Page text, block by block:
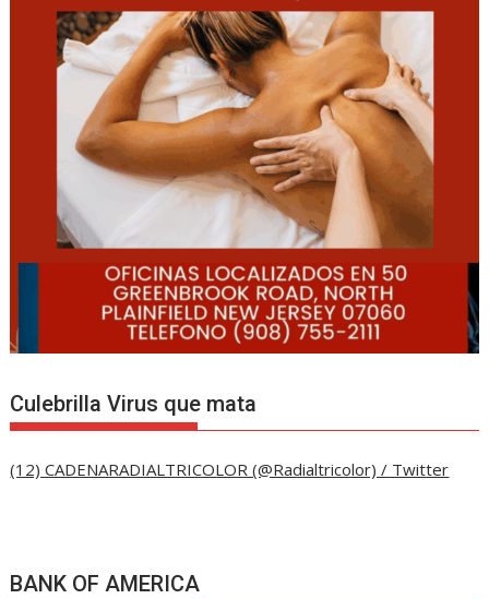
Culebrilla Virus que mata
(12) CADENARADIALTRICOLOR (@Radialtricolor) / Twitter
BANK OF AMERICA